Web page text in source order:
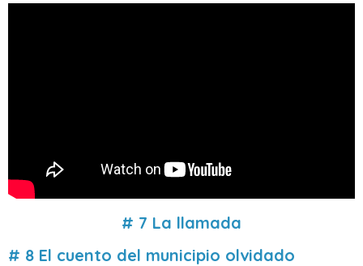
# 7 La llamada
# 8 El cuento del municipio olvidado